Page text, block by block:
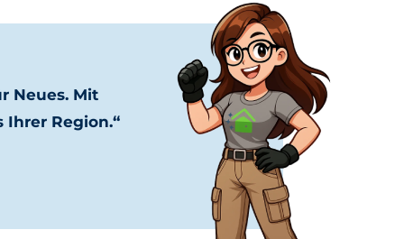
Neues. Mit
Ihrer Region.“